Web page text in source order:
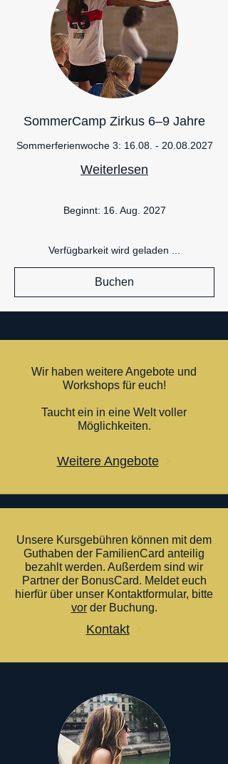
SommerCamp Zirkus 6–9 Jahre
Sommerferienwoche 3: 16.08. - 20.08.2027
Weiterlesen
Beginnt: 16. Aug. 2027
Verfügbarkeit wird geladen ...
Buchen
Wir haben weitere Angebote und
Workshops für euch!
Taucht ein in eine Welt voller
Möglichkeiten.
Weitere Angebote
Unsere Kursgebühren können mit dem
Guthaben der FamilienCard anteilig
bezahlt werden. Außerdem sind wir
Partner der BonusCard. Meldet euch
hierfür über unser Kontaktformular, bitte
vorder Buchung.
Kontakt